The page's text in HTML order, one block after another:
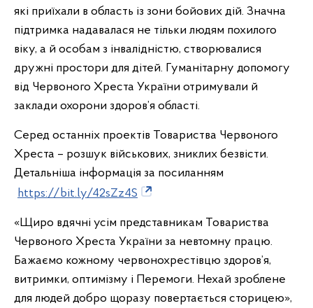
які приїхали в область із зони бойових дій. Значна
підтримка надавалася не тільки людям похилого
віку, а й особам з інвалідністю, створювалися
дружні простори для дітей. Гуманітарну допомогу
від Червоного Хреста України отримували й
заклади охорони здоров’я області.
Серед останніх проектів Товариства Червоного
Хреста – розшук військових, зниклих безвісти.
Детальніша інформація за посиланням
https://bit.ly/42sZz4S
«Щиро вдячні усім представникам Товариства
Червоного Хреста України за невтомну працю.
Бажаємо кожному червонохрестівцю здоров’я,
витримки, оптимізму і Перемоги. Нехай зроблене
для людей добро щоразу повертається сторицею»,